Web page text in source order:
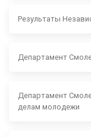
Результаты
Департамент
Департамент
делам молодежи